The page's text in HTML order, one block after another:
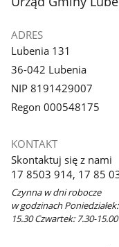
galerii.
ADRES
Lubenia 131
36-042 Lubenia
NIP 8191429007
Regon 000548175
KONTAKT
Skontaktuj się z nami
17 8503 914, 17 85
Czynna w dni robocze
w godzinach
15.30 Czwartek: 7.30-